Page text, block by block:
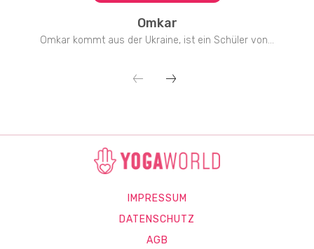
Omkar
Omkar kommt aus der Ukraine, ist ein Schüler von...
IMPRESSUM
DATENSCHUTZ
AGB